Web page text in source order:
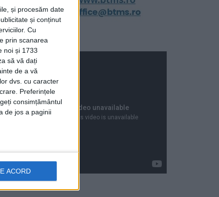
și procesăm date
și conținut
Cu
prin scanarea
noi și 1733
să vă dați
de a vă
dvs. cu caracter
Preferințele
consimțământul
de jos a paginii
ACORD